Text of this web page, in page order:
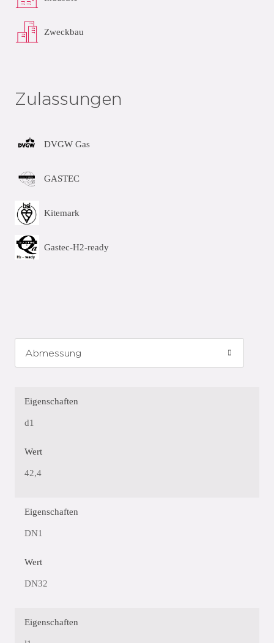
Zweckbau
Zulassungen
DVGW Gas
GASTEC
Kitemark
Gastec-H2-ready
Eigenschaften
d1
Wert
42,4
Eigenschaften
DN1
Wert
DN32
Eigenschaften